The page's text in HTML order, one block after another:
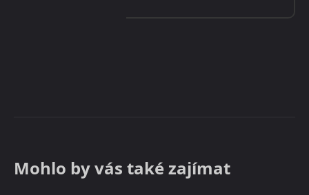
Mohlo by vás také zajímat